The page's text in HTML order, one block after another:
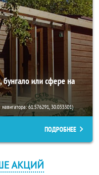
или сфере на
61.576291, 30.033301)
ПОДРОБНЕЕ
АКЦИЙ